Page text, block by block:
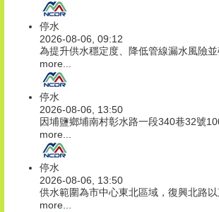
停水
2026-08-06, 09:12
為提升供水穩定度、降低管線漏水風險
more...
停水
2026-08-06, 13:50
因埔鹽鄉埔南村彰水路一段340巷32號
more...
停水
2026-08-06, 13:50
供水範圍為市中心東北區域，復興北路
more...